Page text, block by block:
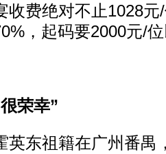
收费绝对不止1028
，起码要2000元/
荣幸”
东祖籍在广州番禺